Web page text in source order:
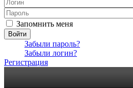
Запомнить меня
Войти
Забыли пароль?
Забыли логин?
Регистрация